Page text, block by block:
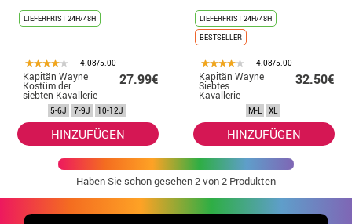
LIEFERFRIST 24H/48H
4.08/5.00
Kapitän Wayne
Kostüm der
siebten Kavallerie
für Kinder
27.99€
5-6J 7-9J 10-12J
HINZUFÜGEN
LIEFERFRIST 24H/48H
BESTSELLER
4.08/5.00
Kapitän Wayne
Siebtes
Kavallerie-
Herrenkostüm
32.50€
M-L XL
HINZUFÜGEN
Haben Sie schon gesehen2von 2 Produkten